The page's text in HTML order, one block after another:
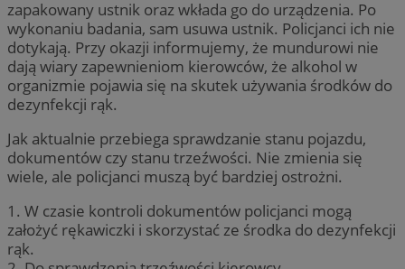
zapakowany ustnik oraz wkłada go do urządzenia. Po
wykonaniu badania, sam usuwa ustnik. Policjanci ich nie
dotykają. Przy okazji informujemy, że mundurowi nie
dają wiary zapewnieniom kierowców, że alkohol w
organizmie pojawia się na skutek używania środków do
dezynfekcji rąk.
Jak aktualnie przebiega sprawdzanie stanu pojazdu,
dokumentów czy stanu trzeźwości. Nie zmienia się
wiele, ale policjanci muszą być bardziej ostrożni.
1. W czasie kontroli dokumentów policjanci mogą
założyć rękawiczki i skorzystać ze środka do dezynfekcji
rąk.